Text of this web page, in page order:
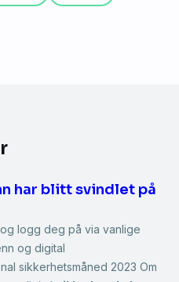
har blitt svindlet på
logg deg på via vanlige
og digital
sikkerhetsmåned 2023 Om